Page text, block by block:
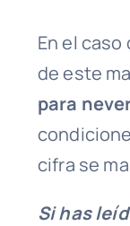
En el caso
de este
para
cifra se
Si has